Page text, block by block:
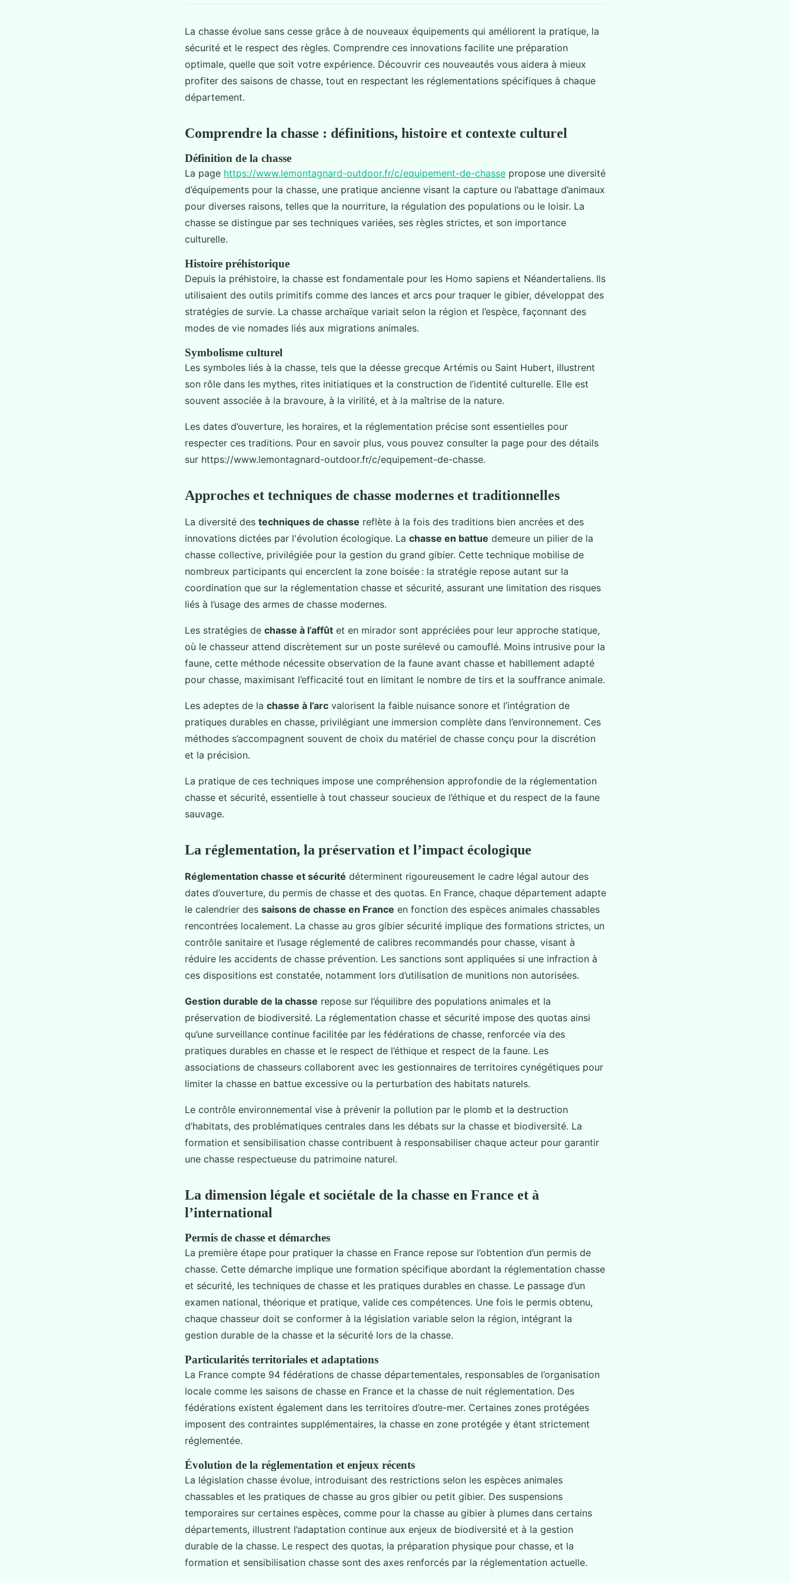
La chasse évolue sans cesse grâce à de nouveaux équipements qui améliorent la pratique, la
sécurité et le respect des règles. Comprendre ces innovations facilite une préparation
optimale, quelle que soit votre expérience. Découvrir ces nouveautés vous aidera à mieux
profiter des saisons de chasse, tout en respectant les réglementations spécifiques à chaque
département.
Comprendre la chasse : définitions, histoire et contexte culturel
Définition de la chasse
La page https://www.lemontagnard-outdoor.fr/c/equipement-de-chasse propose une diversité
d’équipements pour la chasse, une pratique ancienne visant la capture ou l’abattage d’animaux
pour diverses raisons, telles que la nourriture, la régulation des populations ou le loisir. La
chasse se distingue par ses techniques variées, ses règles strictes, et son importance
culturelle.
Histoire préhistorique
Depuis la préhistoire, la chasse est fondamentale pour les Homo sapiens et Néandertaliens. Ils
utilisaient des outils primitifs comme des lances et arcs pour traquer le gibier, développat des
stratégies de survie. La chasse archaïque variait selon la région et l’espèce, façonnant des
modes de vie nomades liés aux migrations animales.
Symbolisme culturel
Les symboles liés à la chasse, tels que la déesse grecque Artémis ou Saint Hubert, illustrent
son rôle dans les mythes, rites initiatiques et la construction de l’identité culturelle. Elle est
souvent associée à la bravoure, à la virilité, et à la maîtrise de la nature.
Les dates d’ouverture, les horaires, et la réglementation précise sont essentielles pour
respecter ces traditions. Pour en savoir plus, vous pouvez consulter la page pour des détails
sur https://www.lemontagnard-outdoor.fr/c/equipement-de-chasse.
Approches et techniques de chasse modernes et traditionnelles
La diversité des techniques de chasse reflète à la fois des traditions bien ancrées et des
innovations dictées par l'évolution écologique. La chasse en battue demeure un pilier de la
chasse collective, privilégiée pour la gestion du grand gibier. Cette technique mobilise de
nombreux participants qui encerclent la zone boisée : la stratégie repose autant sur la
coordination que sur la réglementation chasse et sécurité, assurant une limitation des risques
liés à l’usage des armes de chasse modernes.
Les stratégies de chasse à l’affût et en mirador sont appréciées pour leur approche statique,
où le chasseur attend discrètement sur un poste surélevé ou camouflé. Moins intrusive pour la
faune, cette méthode nécessite observation de la faune avant chasse et habillement adapté
pour chasse, maximisant l’efficacité tout en limitant le nombre de tirs et la souffrance animale.
Les adeptes de la chasse à l’arc valorisent la faible nuisance sonore et l’intégration de
pratiques durables en chasse, privilégiant une immersion complète dans l’environnement. Ces
méthodes s’accompagnent souvent de choix du matériel de chasse conçu pour la discrétion
et la précision.
La pratique de ces techniques impose une compréhension approfondie de la réglementation
chasse et sécurité, essentielle à tout chasseur soucieux de l’éthique et du respect de la faune
sauvage.
La réglementation, la préservation et l’impact écologique
Réglementation chasse et sécurité déterminent rigoureusement le cadre légal autour des
dates d’ouverture, du permis de chasse et des quotas. En France, chaque département adapte
le calendrier des saisons de chasse en France en fonction des espèces animales chassables
rencontrées localement. La chasse au gros gibier sécurité implique des formations strictes, un
contrôle sanitaire et l’usage réglementé de calibres recommandés pour chasse, visant à
réduire les accidents de chasse prévention. Les sanctions sont appliquées si une infraction à
ces dispositions est constatée, notamment lors d’utilisation de munitions non autorisées.
Gestion durable de la chasse repose sur l’équilibre des populations animales et la
préservation de biodiversité. La réglementation chasse et sécurité impose des quotas ainsi
qu’une surveillance continue facilitée par les fédérations de chasse, renforcée via des
pratiques durables en chasse et le respect de l’éthique et respect de la faune. Les
associations de chasseurs collaborent avec les gestionnaires de territoires cynégétiques pour
limiter la chasse en battue excessive ou la perturbation des habitats naturels.
Le contrôle environnemental vise à prévenir la pollution par le plomb et la destruction
d’habitats, des problématiques centrales dans les débats sur la chasse et biodiversité. La
formation et sensibilisation chasse contribuent à responsabiliser chaque acteur pour garantir
une chasse respectueuse du patrimoine naturel.
La dimension légale et sociétale de la chasse en France et à
l’international
Permis de chasse et démarches
La première étape pour pratiquer la chasse en France repose sur l’obtention d’un permis de
chasse. Cette démarche implique une formation spécifique abordant la réglementation chasse
et sécurité, les techniques de chasse et les pratiques durables en chasse. Le passage d’un
examen national, théorique et pratique, valide ces compétences. Une fois le permis obtenu,
chaque chasseur doit se conformer à la législation variable selon la région, intégrant la
gestion durable de la chasse et la sécurité lors de la chasse.
Particularités territoriales et adaptations
La France compte 94 fédérations de chasse départementales, responsables de l’organisation
locale comme les saisons de chasse en France et la chasse de nuit réglementation. Des
fédérations existent également dans les territoires d’outre-mer. Certaines zones protégées
imposent des contraintes supplémentaires, la chasse en zone protégée y étant strictement
réglementée.
Évolution de la réglementation et enjeux récents
La législation chasse évolue, introduisant des restrictions selon les espèces animales
chassables et les pratiques de chasse au gros gibier ou petit gibier. Des suspensions
temporaires sur certaines espèces, comme pour la chasse au gibier à plumes dans certains
départements, illustrent l’adaptation continue aux enjeux de biodiversité et à la gestion
durable de la chasse. Le respect des quotas, la préparation physique pour chasse, et la
formation et sensibilisation chasse sont des axes renforcés par la réglementation actuelle.